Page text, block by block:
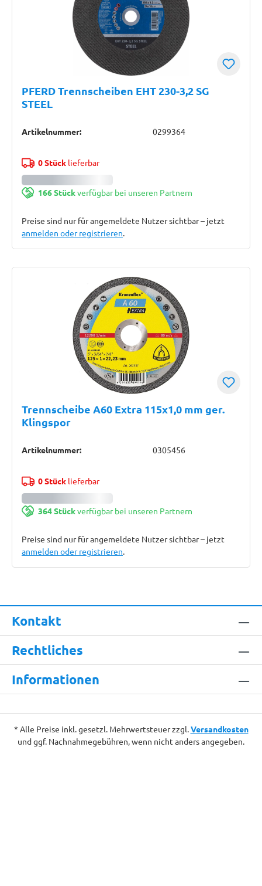
PFERD Trennscheiben EHT 230-3,2 SG
STEEL
Artikelnummer: 0299364
0 Stücklieferbar
166 Stückverfügbar bei unseren Partnern
Preise sind nur für angemeldete Nutzer sichtbar – jetzt
anmelden oder registrieren.
Trennscheibe A60 Extra 115x1,0 mm ger.
Klingspor
Artikelnummer: 0305456
0 Stücklieferbar
364 Stückverfügbar bei unseren Partnern
Preise sind nur für angemeldete Nutzer sichtbar – jetzt
anmelden oder registrieren.
Kontakt
Rechtliches
Informationen
* Alle Preise inkl. gesetzl. Mehrwertsteuer zzgl.Versandkosten
und ggf. Nachnahmegebühren, wenn nicht anders angegeben.